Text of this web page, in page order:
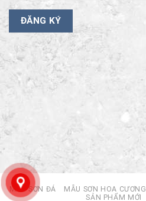
MẪU SƠN ĐÁ MẪU SƠN HOA CƯƠNG
SẢN PHẨM MỚI